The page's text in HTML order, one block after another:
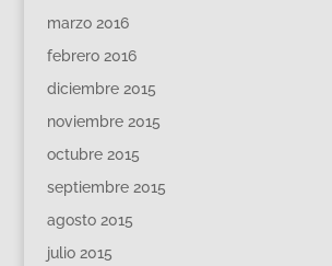
marzo 2016
febrero 2016
diciembre 2015
noviembre 2015
octubre 2015
septiembre 2015
agosto 2015
julio 2015